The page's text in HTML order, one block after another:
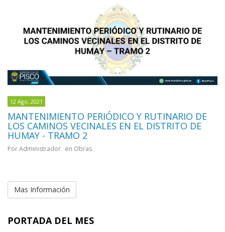
12 Ago, 2021
MANTENIMIENTO PERIÓDICO Y RUTINARIO DE
LOS CAMINOS VECINALES EN EL DISTRITO DE
HUMAY - TRAMO 2
Por Administrador en Obras
Mas Información
PORTADA DEL MES